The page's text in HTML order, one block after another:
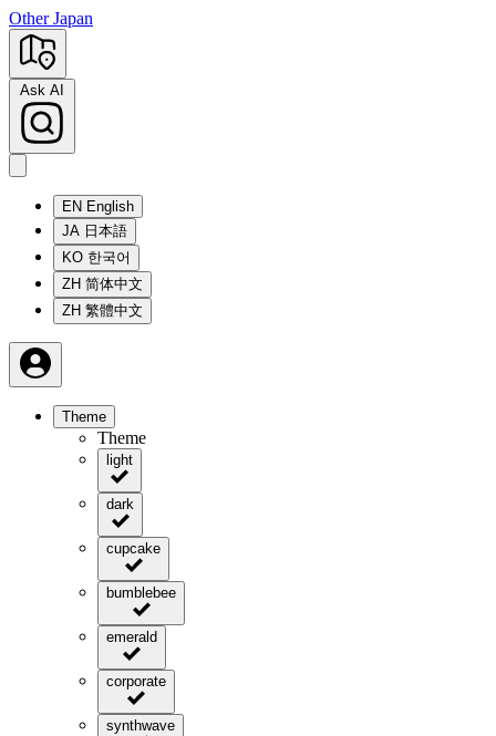
Other Japan
Ask AI
EN English
JA 日本語
KO 한국어
ZH 简体中文
ZH 繁體中文
Theme
Theme
light
dark
cupcake
bumblebee
emerald
corporate
synthwave